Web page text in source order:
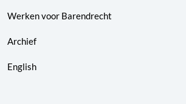
Werken voor Barendrecht
Archief
English